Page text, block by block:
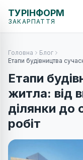
ТУРІНФОРМ
ЗАКАРПАТТЯ
Головна
Блог
Етапи будівництва
Етапи
житла: від
ділянки до
робіт